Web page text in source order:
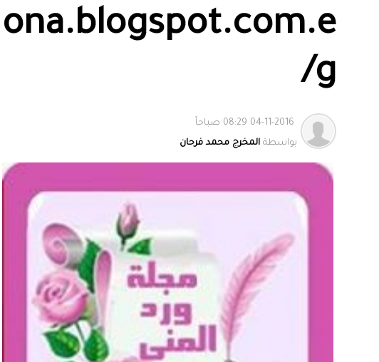
ona.blogspot.com.e
g/
بواسطة المخرج محمد فرحان